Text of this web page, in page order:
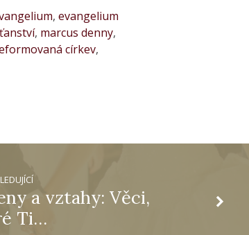
, evangelium
, marcus denny,
církev,
a vztahy: Věci,
Ti…